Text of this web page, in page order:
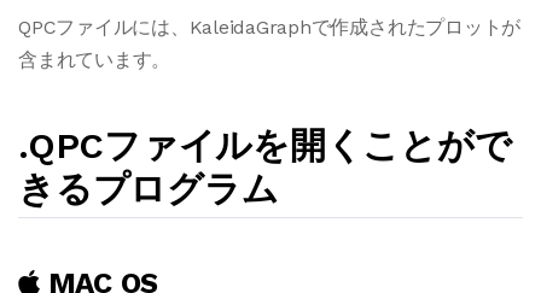
QPCファイルには、KaleidaGraphで作成されたプロットが
含まれています。
.QPCファイルを開くことがで
きるプログラム
MAC OS